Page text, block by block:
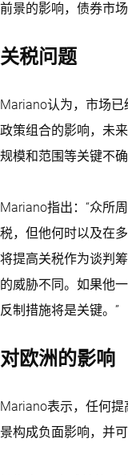
前景的影响，债券市
关税问题
Mariano认为，市场
政策组合的影响，未
规模和范围等关键不确
Mariano指出：“众所
税，但他何时以及在
将提高关税作为谈判
的威胁不同。如果他
反制措施将是关键。”
对欧洲的影响
Mariano表示，任何
景构成负面影响，并